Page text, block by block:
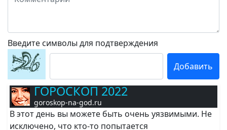
Введите символы для подтверждения
ГОРОСКОП 2022
goroskop-na-god.ru
В этот день вы можете быть очень уязвимыми. Не
исключено, что кто-то попытается